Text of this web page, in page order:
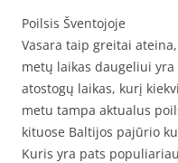
Poilsis Šventojoje
Vasara taip greitai
metų laikas daugeliui
atostogų laikas, kurį
metu tampa aktualus
kituose Baltijos pajūrio
Kuris yra pats